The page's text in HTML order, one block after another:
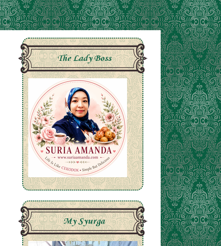
The Lady Boss
My Syurga